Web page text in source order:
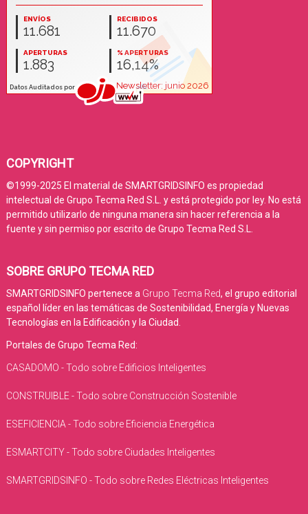
COPYRIGHT
©1999-2025 El material de SMARTGRIDSINFO es propiedad
intelectual de Grupo Tecma Red S.L. y está protegido por ley. No está
permitido utilizarlo de ninguna manera sin hacer referencia a la
fuente y sin permiso por escrito de Grupo Tecma Red S.L.
SOBRE GRUPO TECMA RED
SMARTGRIDSINFO pertenece a Grupo Tecma Red, el grupo editorial
español líder en las temáticas de Sostenibilidad, Energía y Nuevas
Tecnologías en la Edificación y la Ciudad.
Portales de Grupo Tecma Red:
CASADOMO - Todo sobre Edificios Inteligentes
CONSTRUIBLE - Todo sobre Construcción Sostenible
ESEFICIENCIA - Todo sobre Eficiencia Energética
ESMARTCITY - Todo sobre Ciudades Inteligentes
SMARTGRIDSINFO - Todo sobre Redes Eléctricas Inteligentes